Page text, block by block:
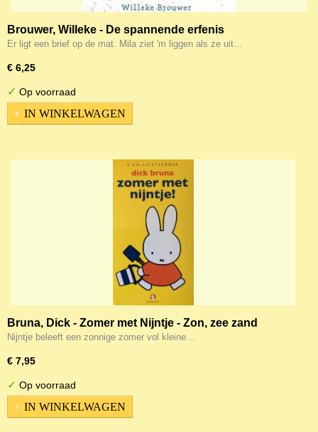
Brouwer, Willeke - De spannende erfenis
(LUISTERBOEK)
Er ligt een brief op de mat. Mila ziet 'm liggen als ze uit…
€ 6,25
✓ Op voorraad
IN WINKELWAGEN
Bruna, Dick - Zomer met Nijntje - Zon, zee zand
Nijntje beleeft een zonnige zomer vol kleine…
€ 7,95
✓ Op voorraad
IN WINKELWAGEN